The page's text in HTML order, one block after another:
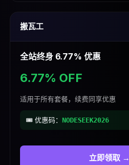
搬瓦工
全站终身 6.77% 优惠
6.77% OFF
适用于所有套餐，续费同享优惠
🎟️ 优惠码： NODESEEK2026
立即领取 →